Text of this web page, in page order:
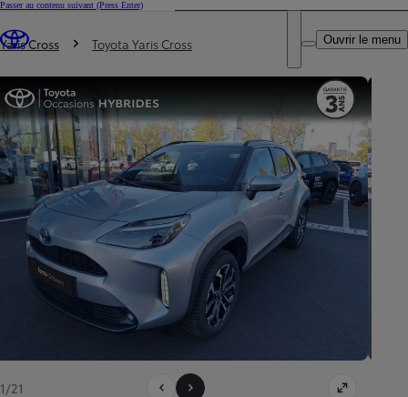
Passer au contenu suivant (Press Enter)
Trouvez un partenaire Toyota
DEALER NAME
Ouvrir le menu
Vous êtes ici
Yaris Cross Toyota Yaris Cross
1/21